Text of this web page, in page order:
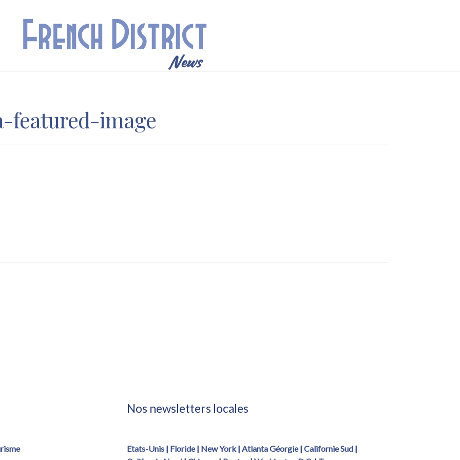
featured-image
Nos newsletters locales
Etats-Unis | Floride| New York| Atlanta Géorgie|Californie Sud |